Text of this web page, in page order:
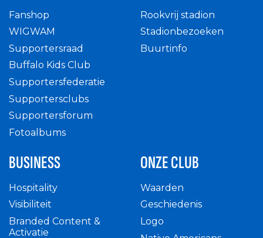
Fanshop
WIGWAM
Supportersraad
Buffalo Kids Club
Supportersfederatie
Supportersclubs
Supportersforum
Fotoalbums
Rookvrij stadion
Stadionbezoeken
Buurtinfo
BUSINESS
Hospitality
Visibiliteit
Branded Content &
Activatie
ONZE CLUB
Waarden
Geschiedenis
Logo